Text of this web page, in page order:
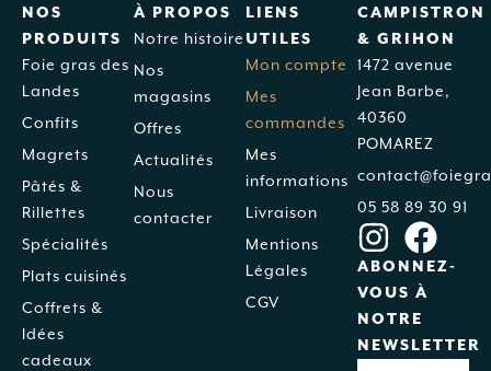
NOS
PRODUITS
Foie gras des
Landes
Confits
Magrets
Pâtés &
Rillettes
Spécialités
Plats cuisinés
Coffrets &
Idées
cadeaux
À PROPOS
Notre histoire
Nos
magasins
Offres
Actualités
Nous
contacter
LIENS
UTILES
Mon compte
Mes
commandes
Mes
informations
Livraison
Mentions
Légales
CGV
CAMPISTRON
& GRIHON
1472 avenue
Jean Barbe,
40360
POMAREZ
05 58 89 30 91
ABONNEZ-
VOUS À
NOTRE
NEWSLETTER